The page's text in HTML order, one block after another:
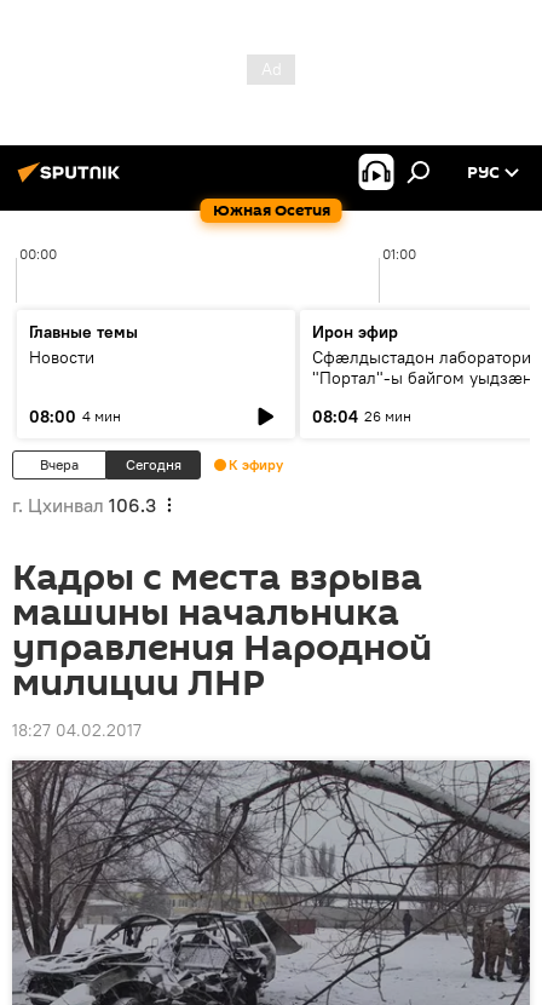
Южная Осетия
РУС
00:00 01:00
Главные темы
Новости
08:00 4 мин
Ирон эфир
Сфæлдыстадон лаборатори
"Портал"-ы байгом уыдзæн
Æхсары куыстыты равдыст
08:04 26 мин
Вчера Сегодня К эфиру
г. Цхинвал 106.3
Кадры с места взрыва
машины начальника
управления Народной
милиции ЛНР
18:27 04.02.2017